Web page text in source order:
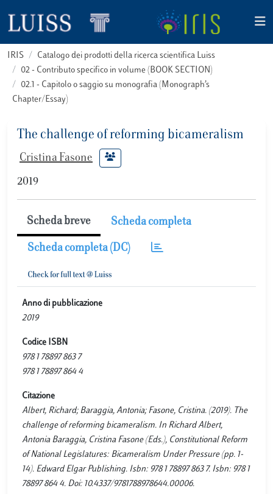
IRIS
Catalogo dei prodotti della ricerca scientifica Luiss
02 - Contributo specifico in volume (BOOK SECTION)
02.1 - Capitolo o saggio su monografia (Monograph’s
Chapter/Essay)
The challenge of reforming bicameralism
Cristina Fasone
2019
Scheda breve Scheda completa
Scheda completa (DC)
Anno di pubblicazione
2019
Codice ISBN
978 1 78897 863 7
978 1 78897 864 4
Citazione
Albert, Richard; Baraggia, Antonia; Fasone, Cristina. (2019). The
challenge of reforming bicameralism. In Richard Albert,
Antonia Baraggia, Cristina Fasone (Eds.), Constitutional Reform
of National Legislatures: Bicameralism Under Pressure (pp. 1-
14). Edward Elgar Publishing. Isbn: 978 1 78897 863 7. Isbn: 978 1
78897 864 4. Doi: 10.4337/9781788978644.00006.